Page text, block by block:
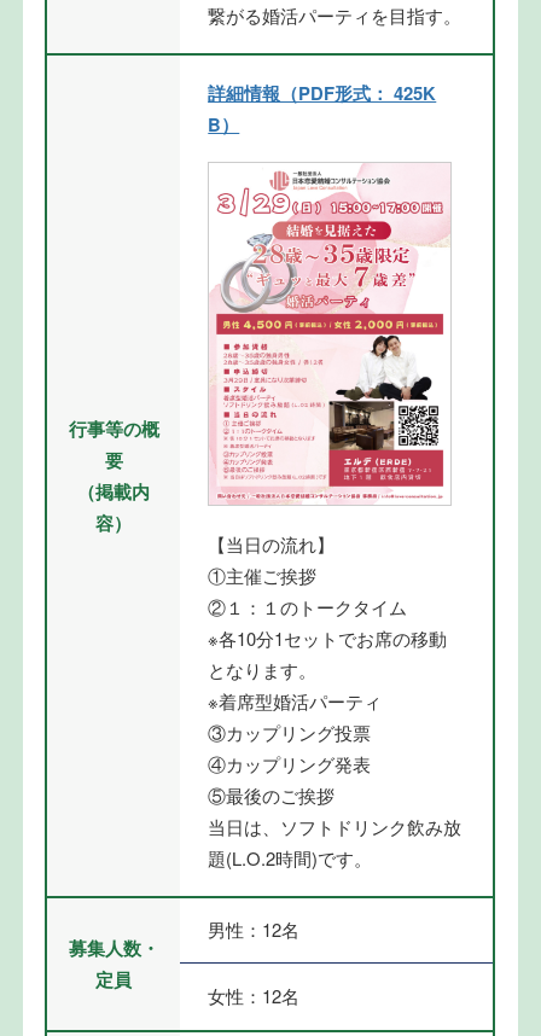
繋がる婚活パーティを目指す。
行事等の概
要
（掲載内
容）
詳細情報（PDF形式： 425K
B）
【当日の流れ】
①主催ご挨拶
②１：１のトークタイム
※各10分1セットでお席の移動
となります。
※着席型婚活パーティ
③カップリング投票
④カップリング発表
⑤最後のご挨拶
当日は、ソフトドリンク飲み放
題(L.O.2時間)です。
募集人数・
定員
男性：12名
女性：12名